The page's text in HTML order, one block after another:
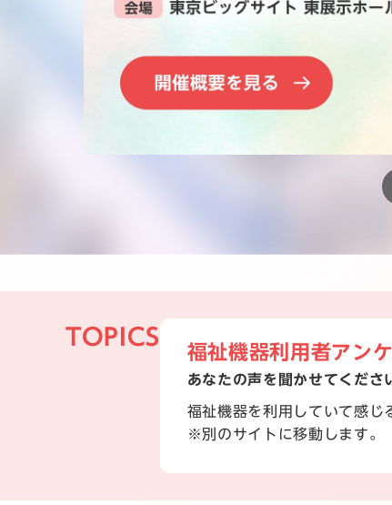
TOPICS
福祉機器利用者アン
あなたの声を聞かせてくださ
福祉機器を利用していて感じ
※別のサイトに移動します。